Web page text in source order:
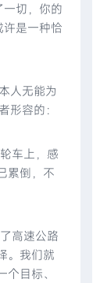
一切，你的
许是一种恰
人无能为
形容的：
车上，感
累倒，不
高速公路
。我们就
目标、